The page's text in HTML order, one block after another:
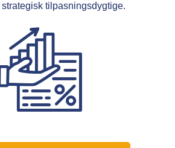
tilpasningsdygtige.